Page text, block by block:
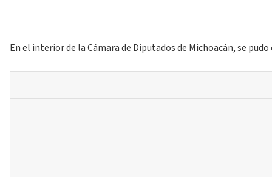
En el interior de la Cámara de Diputados de Michoacán, se